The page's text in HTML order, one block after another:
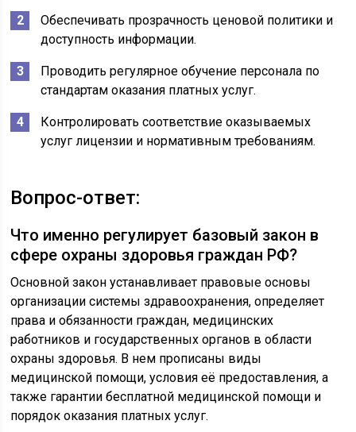
Обеспечивать прозрачность ценовой политики и
доступность информации.
Проводить регулярное обучение персонала по
стандартам оказания платных услуг.
Контролировать соответствие оказываемых
услуг лицензии и нормативным требованиям.
Вопрос-ответ:
Что именно регулирует базовый закон в
сфере охраны здоровья граждан РФ?
Основной закон устанавливает правовые основы
организации системы здравоохранения, определяет
права и обязанности граждан, медицинских
работников и государственных органов в области
охраны здоровья. В нем прописаны виды
медицинской помощи, условия её предоставления, а
также гарантии бесплатной медицинской помощи и
порядок оказания платных услуг.